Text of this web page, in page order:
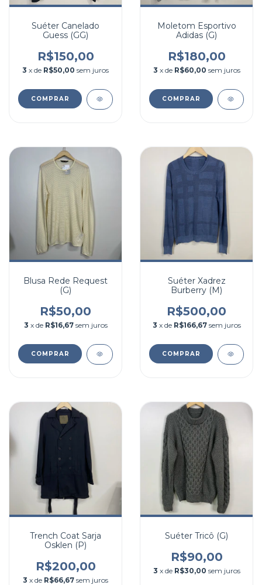
Suéter Canelado
Guess (GG)
R$150,00
3 x de R$50,00 sem juros
COMPRAR
Moletom Esportivo
Adidas (G)
R$180,00
3 x de R$60,00 sem juros
COMPRAR
Blusa Rede Request
(G)
R$50,00
3 x de R$16,67 sem juros
COMPRAR
Suéter Xadrez
Burberry (M)
R$500,00
3 x de R$166,67 sem juros
COMPRAR
Trench Coat Sarja
Osklen (P)
R$200,00
3 x de R$66,67 sem juros
Suéter Tricô (G)
R$90,00
3 x de R$30,00 sem juros